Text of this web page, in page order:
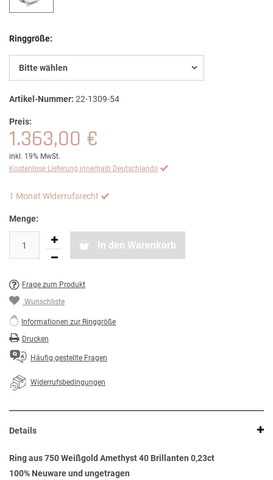
Ringgröße:
Bitte wählen
Artikel-Nummer: 22-1309-54
Preis:
1.363,00 €
inkl. 19% MwSt.
Kostenlose Lieferung innerhalb Deutschlands
1 Monat Widerrufsrecht
Menge:
In den Warenkorb
Frage zum Produkt
Wunschliste
Informationen zur Ringgröße
Drucken
Häufig gestellte Fragen
Widerrufsbedingungen
Details
Ring aus 750 Weißgold Amethyst 40 Brillanten 0,23ct
100% Neuware und ungetragen